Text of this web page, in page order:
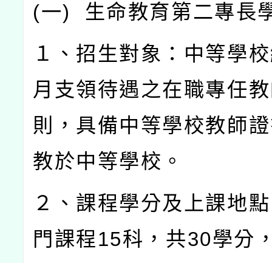
(一) 生命教育第二專長
１、招生對象：中等學
月支領待遇之在職專任
則，具備中等學校教師
教於中等學校。
２、課程學分及上課地
門課程15科，共30學分